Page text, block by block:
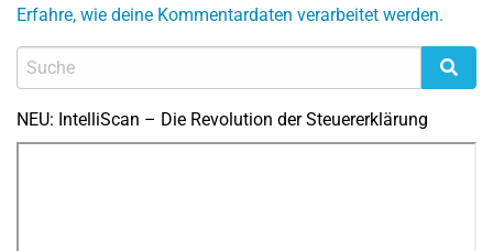
Erfahre, wie deine Kommentardaten verarbeitet werden.
NEU: IntelliScan – Die Revolution der Steuererklärung